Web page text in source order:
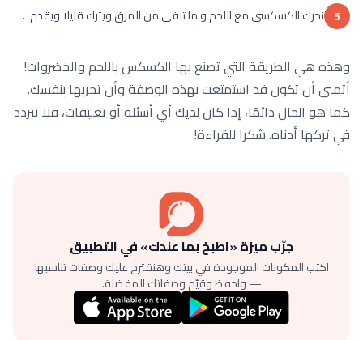
5 نحرك الكسكسى مع اللحم و ما تبقى من المرق ويترك قليلا ويقدم .
وهذه هي الطريقة التي تصنع بها الكسكس باللحم والخضروات!
أتمنى أن تكون قد استمتعت بهذه الوصفة وأن تجربها بنفسك.
كما هو الحال دائمًا، إذا كان لديك أي أسئلة أو تعليقات، فلا تتردد
في تركها أدناه. شكرا للقراءة!
جرّب ميزة «اطبخ بما عندك» في التطبيق
اكتب المكونات الموجودة في بيتك وهنقترح عليك وصفات تناسبها
— واحفظ وقيّم وصفاتك المفضلة.